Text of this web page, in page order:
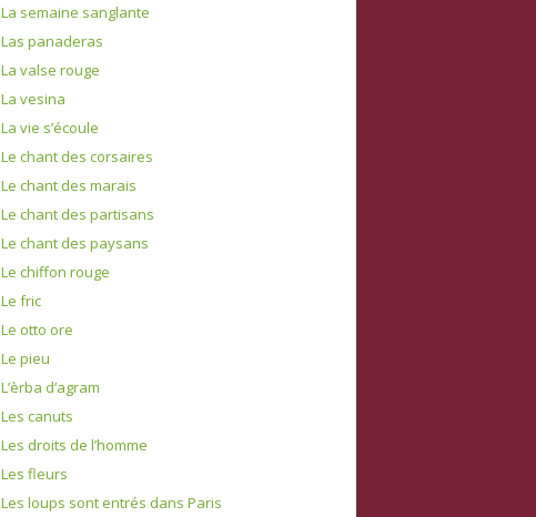
La semaine sanglante
Las panaderas
La valse rouge
La vesina
La vie s’écoule
Le chant des corsaires
Le chant des marais
Le chant des partisans
Le chant des paysans
Le chiffon rouge
Le fric
Le otto ore
Le pieu
L’èrba d’agram
Les canuts
Les droits de l’homme
Les fleurs
Les loups sont entrés dans Paris